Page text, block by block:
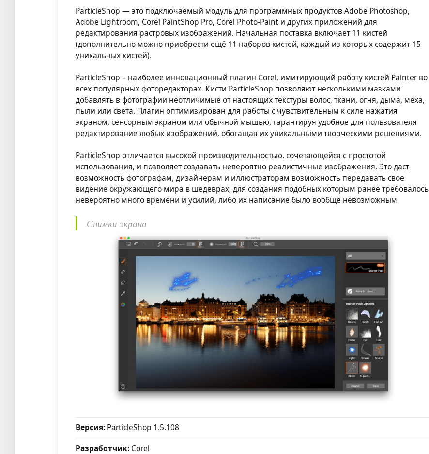
ParticleShop — это подключаемый модуль для программных продуктов Adobe Photoshop,
Adobe Lightroom, Corel PaintShop Pro, Corel Photo-Paint и других приложений для
редактирования растровых изображений. Начальная поставка включает 11 кистей
(дополнительно можно приобрести ещё 11 наборов кистей, каждый из которых содержит 15
уникальных кистей).
ParticleShop – наиболее инновационный плагин Corel, имитирующий работу кистей Painter во
всех популярных фоторедакторах. Кисти ParticleShop позволяют несколькими мазками
добавлять в фотографии неотличимые от настоящих текстуры волос, ткани, огня, дыма, меха,
пыли или света. Плагин оптимизирован для работы с чувствительным к силе нажатия
экраном, сенсорным экраном или обычной мышью, гарантируя удобное для пользователя
редактирование любых изображений, обогащая их уникальными творческими решениями.
ParticleShop отличается высокой производительностью, сочетающейся с простотой
использования, и позволяет создавать невероятно реалистичные изображения. Это даст
возможность фотографам, дизайнерам и иллюстраторам возможность передавать своe
видение окружающего мира в шедеврах, для создания подобных которым ранее требовалось
невероятно много времени и усилий, либо их написание было вообще невозможным.
Снимки экрана
Версия: ParticleShop 1.5.108
Разработчик: Corel